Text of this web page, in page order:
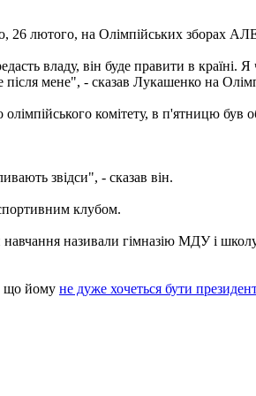
26 лютого, на Олімпійських зборах
владу, він буде правити в країні.
після мене", - сказав Лукашенко на
комітету, в п'ятницю
звідси", - сказав він.
клубом.
називали гімназію МДУ і
що йому не дуже хочеться бути